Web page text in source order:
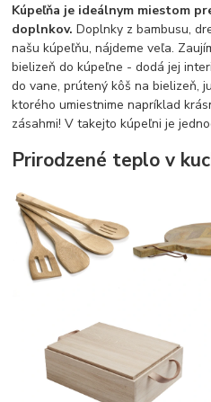
Kúpeľňa je ideálnym miestom
doplnkov.Doplnky z bambusu,
našu kúpeľňu, nájdeme veľa.
bielizeň do kúpeľne - dodá jej
do vane, prútený kôš na bielizeň,
ktorého umiestnime napríklad
zásahmi! V takejto kúpeľni je
Prirodzené teplo v